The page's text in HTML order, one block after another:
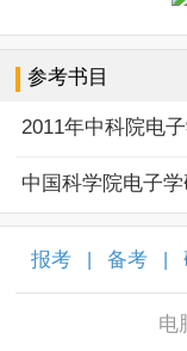
参考书目
2011年中科院电
报考 备考
电